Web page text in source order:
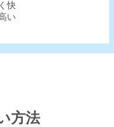
快
い
方法